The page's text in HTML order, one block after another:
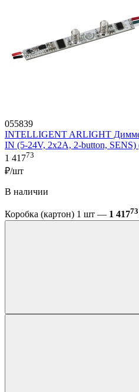
055839
INTELLIGENT ARLIGHT
IN (5-24V, 2x2A, 2-button,
1 41773
₽/шт
В наличии
Коробка (картон) 1 шт — 1 41773